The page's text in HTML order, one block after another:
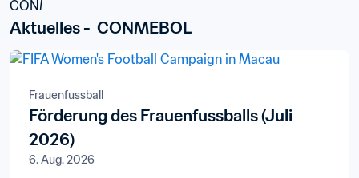
Aktuelles -  CONMEBOL
Frauenfussball
Förderung des Frauenfussballs (Juli
2026)
6. Aug. 2026